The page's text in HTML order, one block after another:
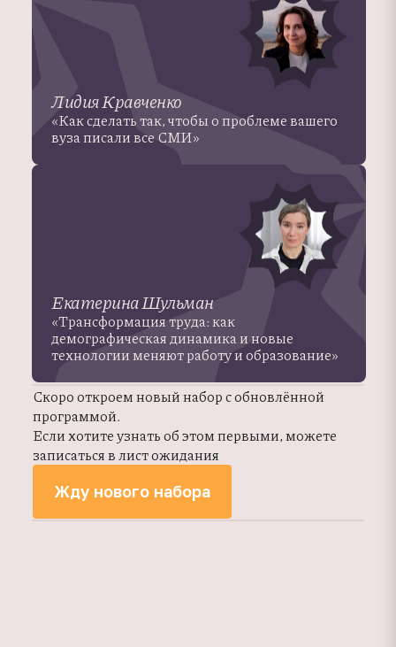
Лидия Кравченко
«Как сделать так, чтобы о проблеме вашего
вуза писали все СМИ»
Екатерина Шульман
«Трансформация труда: как
демографическая динамика и новые
технологии меняют работу и образование»
Скоро откроем новый набор с обновлённой
программой.
Если хотите узнать об этом первыми, можете
записаться в лист ожидания
Жду нового набора